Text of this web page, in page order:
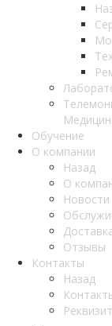
Обучение
О компании
Назад
О
Новости
Отзывы
Контакты
Назад